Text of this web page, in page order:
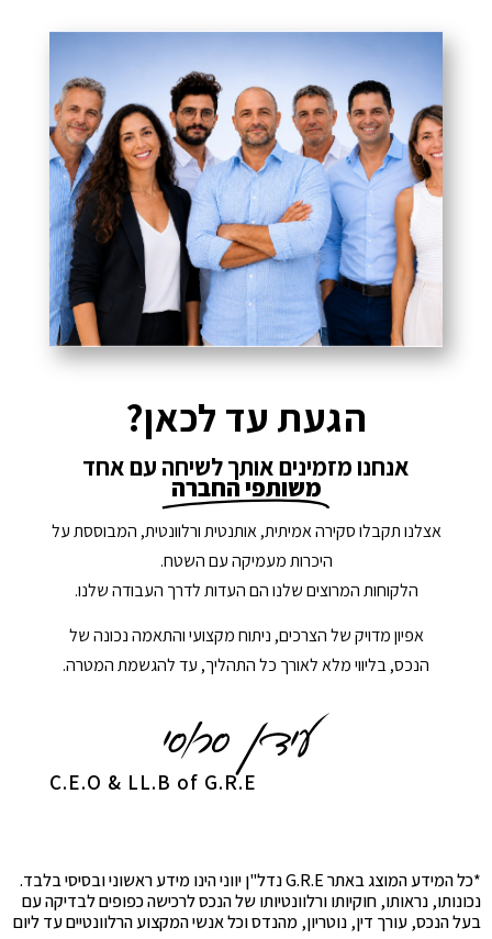
הגעת עד לכאן?
אנחנו מזמינים אותך לשיחה עם אחד
משותפי החברה
אצלנו תקבלו סקירה אמיתית, אותנטית ורלוונטית, המבוססת על
היכרות מעמיקה עם השטח.
הלקוחות המרוצים שלנו הם העדות לדרך העבודה שלנו.
אפיון מדויק של הצרכים, ניתוח מקצועי והתאמה נכונה של
הנכס, בליווי מלא לאורך כל התהליך, עד להגשמת המטרה.
C.E.O & LL.B of G.R.E
*כל המידע המוצג באתר G.R.E נדל"ן יווני הינו מידע ראשוני ובסיסי בלבד.
נכונותו, נראותו, חוקיותו ורלוונטיותו של הנכס לרכישה כפופים לבדיקה עם
בעל הנכס, עורך דין, נוטריון, מהנדס וכל אנשי המקצוע הרלוונטיים עד ליום